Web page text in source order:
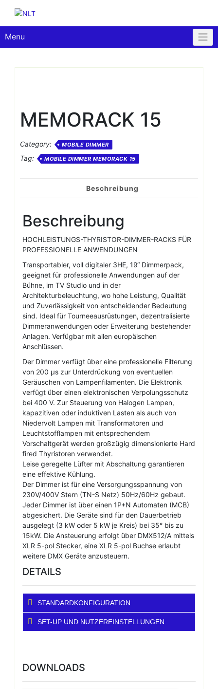
content
Menu
MEMORACK 15
Category: MOBILE DIMMER
Tag: MOBILE DIMMER MEMORACK 15
Beschreibung
Beschreibung
HOCHLEISTUNGS-THYRISTOR-DIMMER-RACKS FÜR
PROFESSIONELLE ANWENDUNGEN
Transportabler, voll digitaler 3HE, 19“ Dimmerpack,
geeignet für professionelle Anwendungen auf der
Bühne, im TV Studio und in der
Architekturbeleuchtung, wo hohe Leistung, Qualität
und Zuverlässigkeit von entscheidender Bedeutung
sind. Ideal für Tourneeausrüstungen, dezentralisierte
Dimmeranwendungen oder Erweiterung bestehender
Anlagen. Verfügbar mit allen europäischen
Anschlüssen.
Der Dimmer verfügt über eine professionelle Filterung
von 200 µs zur Unterdrückung von eventuellen
Geräuschen von Lampenfilamenten. Die Elektronik
verfügt über einen elektronischen Verpolungsschutz
bei 400 V. Zur Steuerung von Halogen Lampen,
kapazitiven oder induktiven Lasten als auch von
Niedervolt Lampen mit Transformatoren und
Leuchtstofflampen mit entsprechendem
Vorschaltgerät werden großzügig dimensionierte Hard
fired Thyristoren verwendet.
Leise geregelte Lüfter mit Abschaltung garantieren
eine effektive Kühlung.
Der Dimmer ist für eine Versorgungsspannung von
230V/400V Stern (TN-S Netz) 50Hz/60Hz gebaut.
Jeder Dimmer ist über einen 1P+N Automaten (MCB)
abgesichert. Die Geräte sind für den Dauerbetrieb
ausgelegt (3 kW oder 5 kW je Kreis) bei 35° bis zu
15kW. Die Ansteuerung erfolgt über DMX512/A mittels
XLR 5-pol Stecker, eine XLR 5-pol Buchse erlaubt
weitere DMX Geräte anzusteuern.
DETAILS
STANDARDKONFIGURATION
SET-UP UND NUTZEREINSTELLUNGEN
DOWNLOADS